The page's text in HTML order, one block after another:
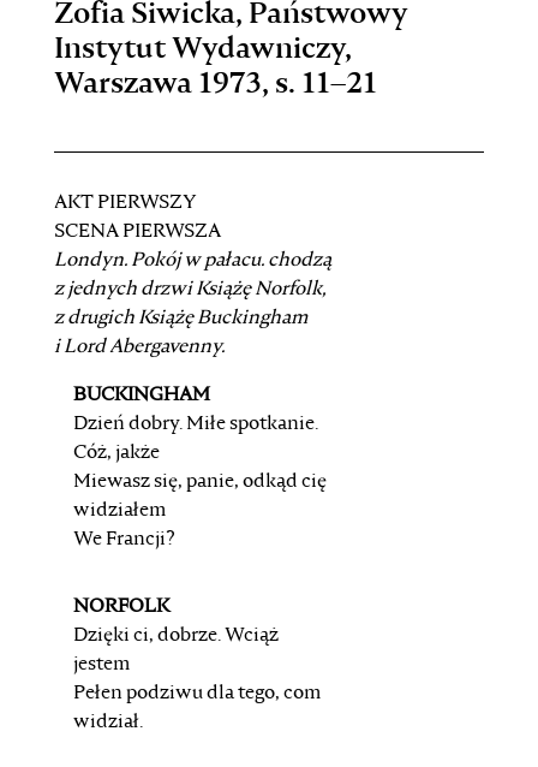
Zofia Siwicka, Państwowy
Instytut Wydawniczy,
Warszawa 1973, s. 11–21
AKT PIERWSZY
SCENA PIERWSZA
Londyn. Pokój w pałacu. chodzą
z jednych drzwiKsiążę Norfolk,
z drugich KsiążęBuckingham
iLord Abergavenny.
BUCKINGHAM
Dzień dobry. Miłe spotkanie.
Cóż, jakże
Miewasz się, panie, odkąd cię
widziałem
We Francji?
NORFOLK
Dzięki ci, dobrze. Wciąż
jestem
Pełen podziwu dla tego, com
widział.